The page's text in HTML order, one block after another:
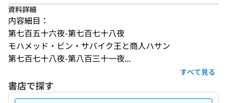
資料詳細
内容細目：
第七百五十六夜-第七百七十八夜
モハメッド・ビン・サバイク王と商人ハサン
第七百七十八夜-第八百三十一夜...
すべて見る
書店で探す